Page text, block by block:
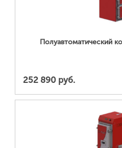
Полуавтоматический
252 890 руб.